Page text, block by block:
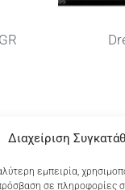
Διαχείριση
εμπειρία,
σε πληροφορίες